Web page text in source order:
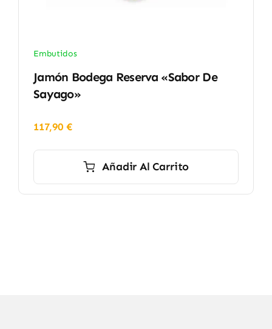
Embutidos
Jamón Bodega Reserva «Sabor De
Sayago»
117,90 €
Añadir Al Carrito